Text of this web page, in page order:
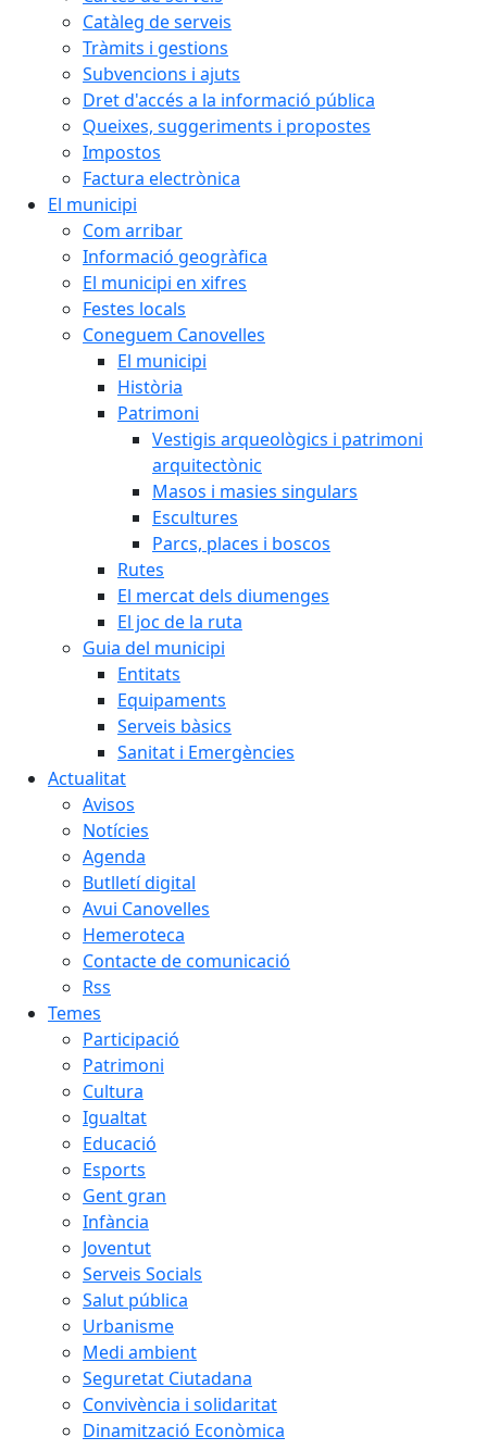
Catàleg de serveis
Tràmits i gestions
Subvencions i ajuts
Dret d'accés a la informació pública
Queixes, suggeriments i propostes
Impostos
Factura electrònica
El municipi
Com arribar
Informació geogràfica
El municipi en xifres
Festes locals
Coneguem Canovelles
El municipi
Història
Patrimoni
Vestigis arqueològics i patrimoni
arquitectònic
Masos i masies singulars
Escultures
Parcs, places i boscos
Rutes
El mercat dels diumenges
El joc de la ruta
Guia del municipi
Entitats
Equipaments
Serveis bàsics
Sanitat i Emergències
Actualitat
Avisos
Notícies
Agenda
Butlletí digital
Avui Canovelles
Hemeroteca
Contacte de comunicació
Rss
Temes
Participació
Patrimoni
Cultura
Igualtat
Educació
Esports
Gent gran
Infància
Joventut
Serveis Socials
Salut pública
Urbanisme
Medi ambient
Seguretat Ciutadana
Convivència i solidaritat
Dinamització Econòmica